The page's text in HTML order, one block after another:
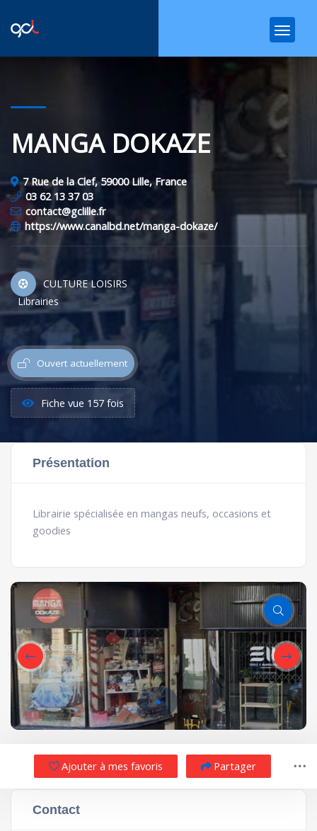
MANGA DOKAZE
7 Rue de la Clef, 59000 Lille, France
03 62 13 37 03
contact@gclille.fr
https://www.canalbd.net/manga-dokaze/
CULTURE LOISIRS
Librairies
Ouvert actuellement
Fiche vue 157 fois
Présentation
Librairie spécialisée en mangas neufs, occasions et
goodies
Ajouter à mes favoris Partager
Contact